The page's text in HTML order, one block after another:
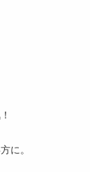
に。